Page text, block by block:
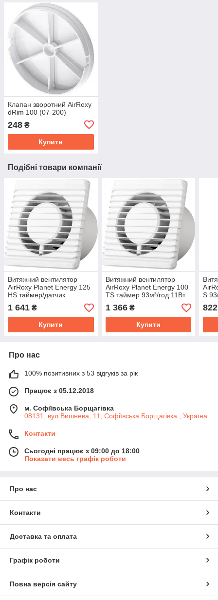
Клапан зворотний AirRoxy
dRim 100 (07-200)
248 ₴
Купити
Подібні товари компанії
Витяжний вентилятор
AirRoxy Planet Energy 125
HS таймер/датчик
вологості 140м³/год 14Вт
1 641 ₴
Купити
Витяжний вентилятор
AirRoxy Planet Energy 100
TS таймер 93м³/год 11Вт
1 366₴
Купити
S
822
Про нас
100% позитивних з 53 відгуків за рік
Працює з 05.12.2018
м. Софіївська Борщагівка
08131, вул.Вишнева, 11, Софіївська Борщагівка , Україна
Контакти
Сьогодні працює з 09:00 до 18:00
Показати весь графік роботи
Про нас
Контакти
Доставка та оплата
Графік роботи
Повна версія сайту